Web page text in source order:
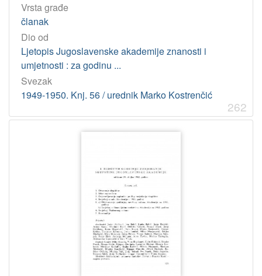
Vrsta građe
članak
Dio od
Ljetopis Jugoslavenske akademije znanosti i
umjetnosti : za godinu ...
Svezak
1949-1950. Knj. 56 / urednik Marko Kostrenčić
262